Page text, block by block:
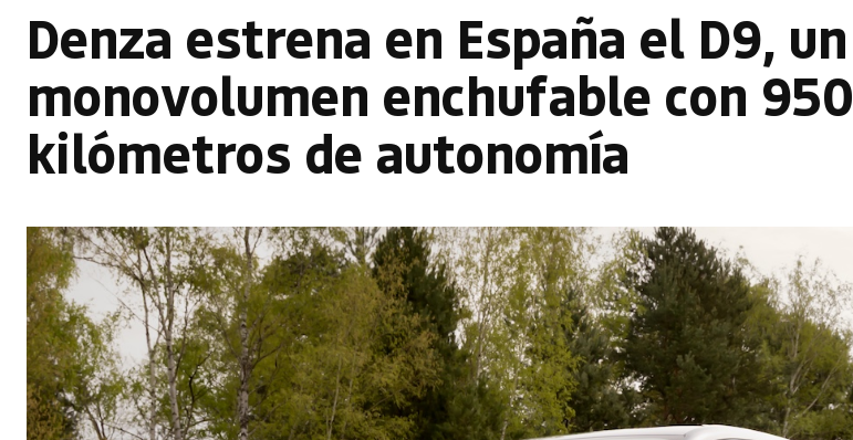
Denza estrena en España el D9, un
monovolumen enchufable con 950
kilómetros de autonomía